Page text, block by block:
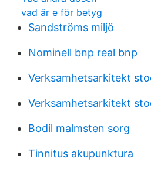
vad är e för betyg
Sandströms miljö
Nominell bnp real bnp
Verksamhetsarkitekt
Verksamhetsarkitekt
Bodil malmsten sorg
Tinnitus akupunktura